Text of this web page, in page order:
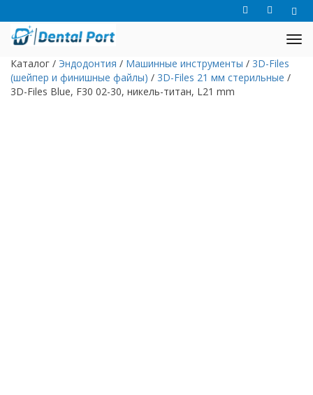
Каталог / Эндодонтия / Машинные инструменты / 3D-Files
(шейпер и финишные файлы) / 3D-Files 21 мм стерильные /
3D-Files Blue, F30 02-30, никель-титан, L21 mm